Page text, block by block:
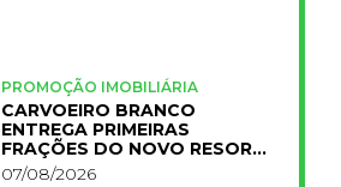
PROMOÇÃO IMOBILIÁRIA
CARVOEIRO BRANCO
ENTREGA PRIMEIRAS
FRAÇÕES DO NOVO RESORT
PRIMELIFE
07/08/2026